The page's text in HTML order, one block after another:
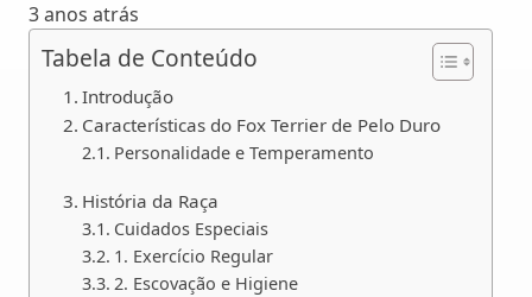
3 anos atrás
Tabela de Conteúdo
Introdução
Características do Fox Terrier de Pelo Duro
Personalidade e Temperamento
História da Raça
Cuidados Especiais
1. Exercício Regular
2. Escovação e Higiene